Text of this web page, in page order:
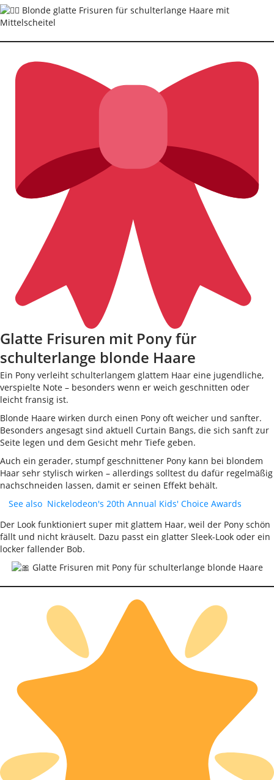
Glatte Frisuren mit Pony für
schulterlange blonde Haare
Ein Pony verleiht schulterlangem glattem Haar eine jugendliche,
verspielte Note – besonders wenn er weich geschnitten oder
leicht fransig ist.
Blonde Haare wirken durch einen Pony oft weicher und sanfter.
Besonders angesagt sind aktuell Curtain Bangs, die sich sanft zur
Seite legen und dem Gesicht mehr Tiefe geben.
Auch ein gerader, stumpf geschnittener Pony kann bei blondem
Haar sehr stylisch wirken – allerdings solltest du dafür regelmäßig
nachschneiden lassen, damit er seinen Effekt behält.
See also Nickelodeon's 20th Annual Kids' Choice Awards
Der Look funktioniert super mit glattem Haar, weil der Pony schön
fällt und nicht kräuselt. Dazu passt ein glatter Sleek-Look oder ein
locker fallender Bob.